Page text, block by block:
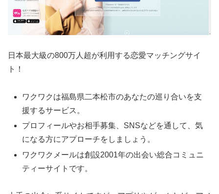
日本最大級の800万人超が利用する恋愛マッチングサイ
ト！
ワクワクは福島県二本松市のあなたの巡り合いを支
援するサービス。
プロフィールやお相手募集、SNSなどを通して、気
になる方にアプローチをしましょう。
ワクワクメールは創設2001年の出会い総合コミュニ
ティーサイトです。